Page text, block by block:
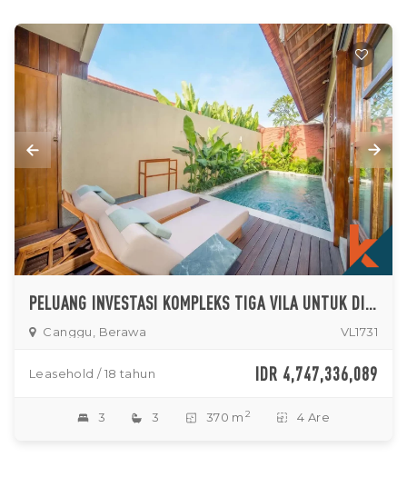
PELUANG INVESTASI KOMPLEKS TIGA VILA UNTUK DISEWAKAN DI BERAWA
Canggu, Berawa VL1731
Leasehold / 18 tahun IDR 4,747,336,089
3 3 370 m 2 4 Are